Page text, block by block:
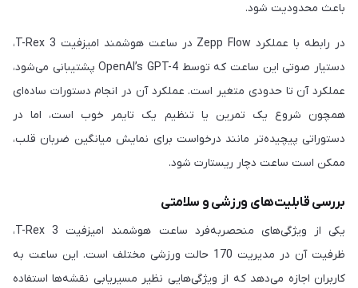
باعث محدودیت شود.
در رابطه با عملکرد Zepp Flow در ساعت هوشمند امیزفیت T-Rex 3،
دستیار صوتی این ساعت که توسط OpenAI’s GPT-4 پشتیبانی می‌شود،
عملکرد آن تا حدودی متغیر است. عملکرد آن در انجام دستورات ساده‌ای
همچون شروع یک تمرین یا تنظیم یک تایمر خوب است، اما در
دستوراتی پیچیده‌تر مانند درخواست برای نمایش میانگین ضربان قلب،
ممکن است ساعت دچار ریستارت شود.
بررسی قابلیت‌های ورزشی و سلامتی
یکی از ویژگی‌های منحصربه‌فرد ساعت هوشمند امیزفیت T-Rex 3،
ظرفیت آن در مدیریت 170 حالت ورزشی مختلف است. این ساعت به
کاربران اجازه می‌دهد که از ویژگی‌هایی نظیر مسیریابی نقشه‌ها استفاده